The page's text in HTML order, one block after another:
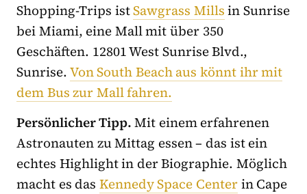
Shopping-Trips istSawgrass Millsin Sunrise
bei Miami, eine Mall mit über 350
Geschäften. 12801 West Sunrise Blvd.,
Sunrise.Von South Beach aus könnt ihr mit
dem Bus zur Mall fahren.
Persönlicher Tipp.Mit einem erfahrenen
Astronauten zu Mittag essen – das ist ein
echtes Highlight in der Biographie. Möglich
macht es das Kennedy Space Centerin Cape